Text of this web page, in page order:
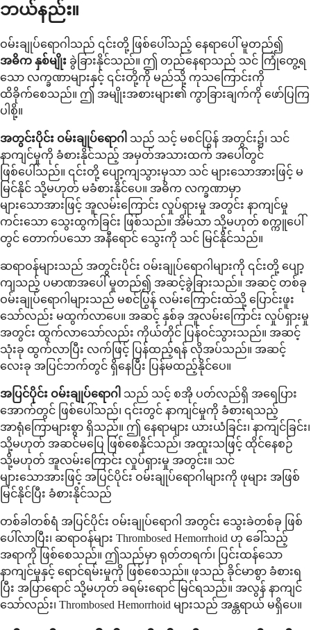
ဘယ်နည်း။
ဝမ်းချုပ်ရောဂါသည် ၎င်းတို့ ဖြစ်ပေါ်သည့် နေရာပေါ် မူတည်၍
အဓိက နှစ်မျိုး ခွဲခြားနိုင်သည်။ ဤ တည်နေရာသည် သင် ကြုံတွေ့ရ
သော လက္ခဏာများနှင့် ၎င်းတို့ကို မည်သို့ ကုသကြောင်းကို
ထိခိုက်စေသည်။ ဤ အမျိုးအစားများ၏ ကွာခြားချက်ကို ဖော်ပြကြ
ပါစို့။
အတွင်းပိုင်း ဝမ်းချုပ်ရောဂါ သည် သင့် မစင်ပြွန် အတွင်း၌၊ သင်
နာကျင်မှုကို ခံစားနိုင်သည့် အမှတ်အသားထက် အပေါ်တွင်
ဖြစ်ပေါ်သည်။ ၎င်းတို့ ပျော့ကျသွားမှသာ သင် များသောအားဖြင့် မ
မြင်နိုင် သို့မဟုတ် မခံစားနိုင်ပေ။ အဓိက လက္ခဏာမှာ
များသောအားဖြင့် အူလမ်းကြောင်း လှုပ်ရှားမှု အတွင်း နာကျင်မှု
ကင်းသော သွေးထွက်ခြင်း ဖြစ်သည်။ အိမ်သာ သို့မဟုတ် စက္ကူပေါ်
တွင် တောက်ပသော အနီရောင် သွေးကို သင် မြင်နိုင်သည်။
ဆရာဝန်များသည် အတွင်းပိုင်း ဝမ်းချုပ်ရောဂါများကို ၎င်းတို့ ပျော့
ကျသည့် ပမာဏအပေါ် မူတည်၍ အဆင့်ခွဲခြားသည်။ အဆင့် တစ်ခု
ဝမ်းချုပ်ရောဂါများသည် မစင်ပြွန် လမ်းကြောင်းထဲသို့ ပြောင်းဖူး
သော်လည်း မထွက်လာပေ။ အဆင့် နှစ်ခု အူလမ်းကြောင်း လှုပ်ရှားမှု
အတွင်း ထွက်လာသော်လည်း ကိုယ်တိုင် ပြန်ဝင်သွားသည်။ အဆင့်
သုံးခု ထွက်လာပြီး လက်ဖြင့် ပြန်ထည့်ရန် လိုအပ်သည်။ အဆင့်
လေးခု အပြင်ဘက်တွင် ရှိနေပြီး ပြန်မထည့်နိုင်ပေ။
အပြင်ပိုင်း ဝမ်းချုပ်ရောဂါ သည် သင့် စအို ပတ်လည်ရှိ အရေပြား
အောက်တွင် ဖြစ်ပေါ်သည်၊ ၎င်းတွင် နာကျင်မှုကို ခံစားရသည့်
အာရုံကြောများစွာ ရှိသည်။ ဤ နေရာများ ယားယံခြင်း၊ နာကျင်ခြင်း၊
သို့မဟုတ် အဆင်မပြေ ဖြစ်စေနိုင်သည်၊ အထူးသဖြင့် ထိုင်နေစဉ်
သို့မဟုတ် အူလမ်းကြောင်း လှုပ်ရှားမှု အတွင်း။ သင်
များသောအားဖြင့် အပြင်ပိုင်း ဝမ်းချုပ်ရောဂါများကို ဖုများ အဖြစ်
မြင်နိုင်ပြီး ခံစားနိုင်သည်
တစ်ခါတစ်ရံ အပြင်ပိုင်း ဝမ်းချုပ်ရောဂါ အတွင်း သွေးခဲတစ်ခု ဖြစ်
ပေါ်လာပြီး၊ ဆရာဝန်များ Thrombosed Hemorrhoid ဟု ခေါ်သည့်
အရာကို ဖြစ်စေသည်။ ဤသည်မှာ ရုတ်တရက်၊ ပြင်းထန်သော
နာကျင်မှုနှင့် ရောင်ရမ်းမှုကို ဖြစ်စေသည်။ ဖုသည် ခိုင်မာစွာ ခံစားရ
ပြီး အပြာရောင် သို့မဟုတ် ခရမ်းရောင် မြင်ရသည်။ အလွန် နာကျင်
သော်လည်း၊ Thrombosed Hemorrhoid များသည် အန္တရာယ် မရှိပေ။